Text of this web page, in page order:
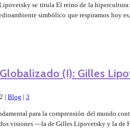
se titula El reino de la
simbólico que respiramos hoy
(I): Gilles
| Blog | 3
para la comprensión del mundo
visiones ­—la de Gilles Lipovetsky y la